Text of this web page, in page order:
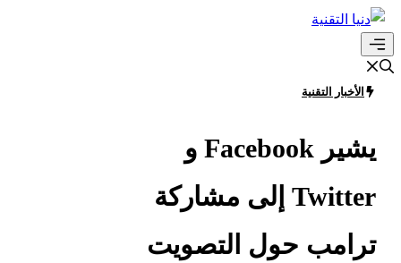
انتقل
إلى
المحتوى
القائمة
الأخبار التقنية
يشير Facebook و
Twitter إلى مشاركة
ترامب حول التصويت